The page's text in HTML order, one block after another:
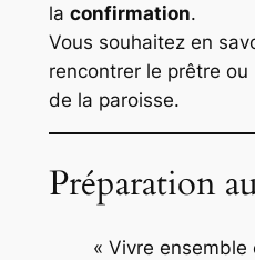
la confirmation.
Vous souhaitez en
rencontrer le prêtre
de la paroisse.
Préparation
« Vivre